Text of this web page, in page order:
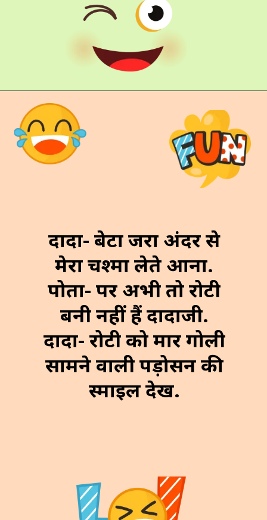
दादा- बेटा जरा अंदर से
मेरा चश्मा लेते आना.
पोता- पर अभी तो रोटी
बनी नहीं हैं दादाजी.
दादा- रोटी को मार गोली
सामने वाली पड़ोसन की
स्माइल देख.